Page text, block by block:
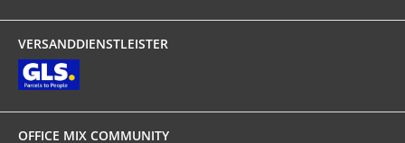
VERSANDDIENSTLEISTER
OFFICE MIX COMMUNITY